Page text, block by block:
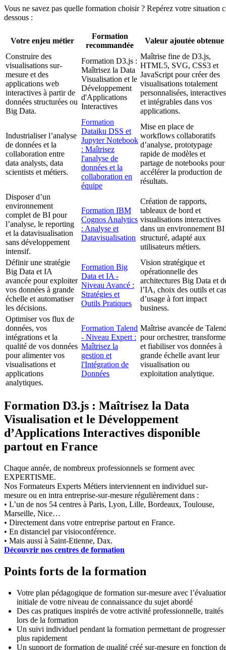
Vous ne savez pas quelle formation choisir ? Repérez votre situation
dessous :
Votre enjeu métier
Formation
recommandée
Valeur ajoutée obtenue
Construire des
visualisations sur-
mesure et des
applications web
interactives à partir de
données structurées ou
Big Data.
Formation D3.js :
Maîtrisez la Data
Visualisation et le
Développement
d'Applications
Interactives
Maîtrise fine de D3.js,
HTML5, SVG, CSS3 et
JavaScript pour créer des
visualisations totalement
personnalisées, interactives
et intégrables dans vos
applications.
Industrialiser l’analyse
de données et la
collaboration entre
data analysts, data
scientists et métiers.
Formation
Dataiku DSS et
Jupyter Notebook
: Maîtrisez
l'analyse de
données et la
collaboration en
équipe
Mise en place de
workflows collaboratifs
d’analyse, prototypage
rapide de modèles et
partage de notebooks pour
accélérer la production de
résultats.
Disposer d’un
environnement
complet de BI pour
l’analyse, le reporting
et la datavisualisation
sans développement
intensif.
Formation IBM
Cognos Analytics
: Analyse et
Datavisualisation
Création de rapports,
tableaux de bord et
visualisations interactives
dans un environnement BI
structuré, adapté aux
utilisateurs métiers.
Définir une stratégie
Big Data et IA
avancée pour exploiter
vos données à grande
échelle et automatiser
les décisions.
Formation Big
Data et IA -
Niveau Avancé :
Stratégies et
Outils Pratiques
Vision stratégique et
opérationnelle des
architectures Big Data et
l’IA, choix des outils et cas
d’usage à fort impact
business.
Optimiser vos flux de
données, vos
intégrations et la
qualité de vos données
pour alimenter vos
visualisations et
applications
analytiques.
Formation Talend
- Niveau Expert :
Maîtrisez la
gestion et
l'Intégration de
Données
Maîtrise avancée de
pour orchestrer,
et fiabiliser vos données à
grande échelle avant leur
visualisation ou
exploitation analytique.
Formation D3.js : Maîtrisez la Data
Visualisation et le Développement
d’Applications Interactives disponible
partout en France
Chaque année, de nombreux professionnels se forment avec
EXPERTISME.
Nos Formateurs Experts Métiers interviennent en individuel sur-
mesure ou en intra entreprise-sur-mesure régulièrement dans :
• L’un de nos 54 centres à Paris, Lyon, Lille, Bordeaux, Toulouse,
Marseille, Nice…
• Directement dans votre entreprise partout en France.
• En distanciel par visioconférence.
• Mais aussi à Saint-Etienne, Dax.
Découvrir nos centres de formation
Points forts de la formation
Votre plan pédagogique de formation sur-mesure avec
initiale de votre niveau de connaissance du sujet abordé
Des cas pratiques inspirés de votre activité professionnelle, traités
lors de la formation
Un suivi individuel pendant la formation permettant de progresser
plus rapidement
Un support de formation de qualité créé sur-mesure en fonction